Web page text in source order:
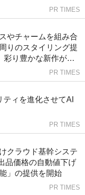
PR TIMES
やチャームを組み合
りのスタイリング提
彩り豊かな新作が
PR TIMES
ィを進化させてAI
PR TIMES
クラウド基幹システ
品価格の自動値下げ
」の提供を開始
PR TIMES